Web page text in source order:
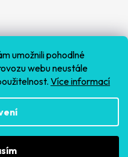
umožnili pohodlné
webu neustále
Více informací